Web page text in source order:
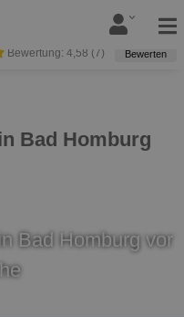
Bad Homburg
Bewertung: 4,58 ( 7) Bewerten
Bad Homburg vor